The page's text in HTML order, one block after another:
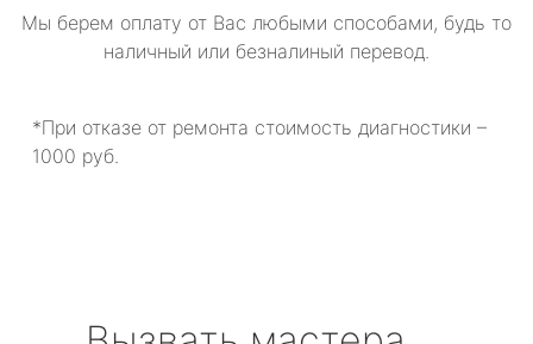
Мы берем оплату от Вас любыми способами, будь то
наличный или безналиный перевод.
*При отказе от ремонта стоимость диагностики –
1000 руб.